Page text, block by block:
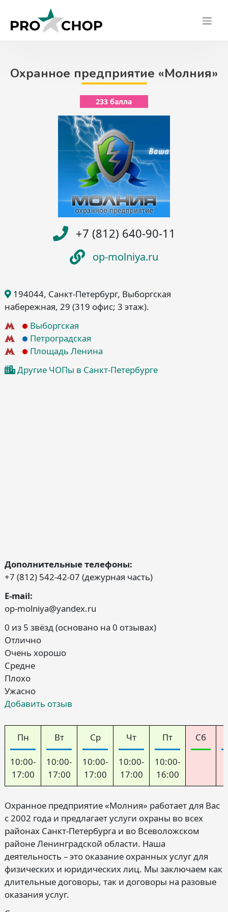
content
Охранное предприятие «Молния»
233 балла
+7 (812) 640-90-11
op-molniya.ru
194044, Санкт-Петербург, Выборгская
набережная, 29 (319 офис; 3 этаж).
Выборгская
Петроградская
Площадь Ленина
Другие ЧОПы в Санкт-Петербурге
Дополнительные телефоны:
+7 (812) 542-42-07 (дежурная часть)
E-mail:
op-molniya@yandex.ru
0 из 5 звёзд (основано на 0 отзывах)
Отлично
Очень хорошо
Средне
Плохо
Ужасно
Добавить отзыв
Пн
10:00-
17:00
Вт
10:00-
17:00
Ср
10:00-
17:00
Чт
10:00-
17:00
Пт
10:00-
16:00
Сб
Охранное предприятие «Молния» работает для Вас
с 2002 года и предлагает услуги охраны во всех
районах Санкт-Петербурга и во Всеволожском
районе Ленинградской области. Наша
деятельность – это оказание охранных услуг для
физических и юридических лиц. Мы заключаем как
длительные договоры, так и договоры на разовые
оказания услуг.